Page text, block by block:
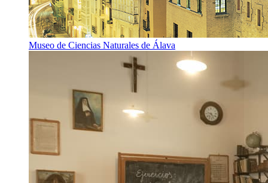
Museo de Ciencias Naturales de Álava